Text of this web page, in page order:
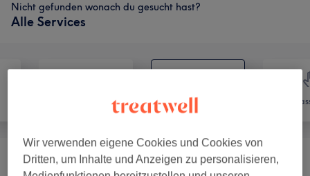
Nicht gefunden wonach du gesucht hast?
Alle Services
Haarentfernung Gesicht
Gesichtsbehandlungen ( 13) ab 30 €
Wir verwenden eigene Cookies und Cookies von
Dritten, um Inhalte und Anzeigen zu personalisieren,